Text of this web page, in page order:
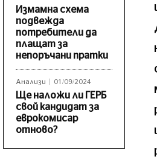
Измамна схема
подвежда
потребители да
плащат за
непоръчани пратки
Анализи 01/09/2024
Ще наложи ли ГЕРБ
свой кандидат за
еврокомисар
отново?